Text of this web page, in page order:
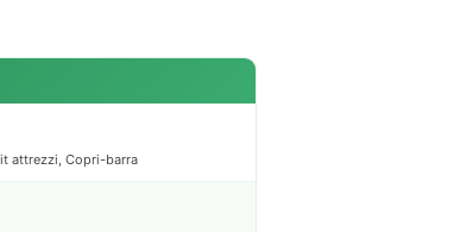
attrezzi, Copri-barra